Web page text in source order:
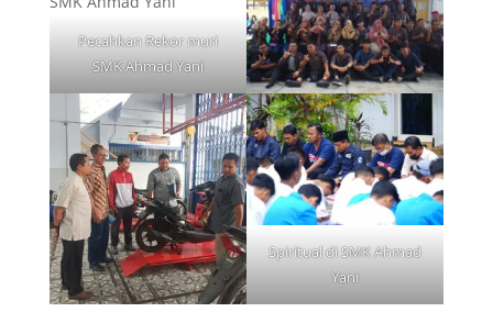
Pecahkan Rekor muri
SMK Ahmad Yani
Spiritual di SMK Ahmad
Yani